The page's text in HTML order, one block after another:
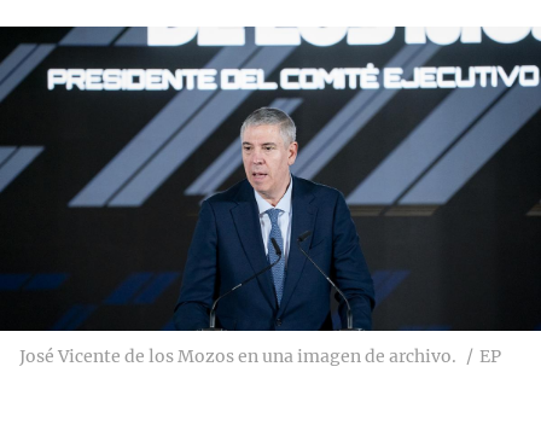
José Vicente de los Mozos en una imagen de archivo. EP